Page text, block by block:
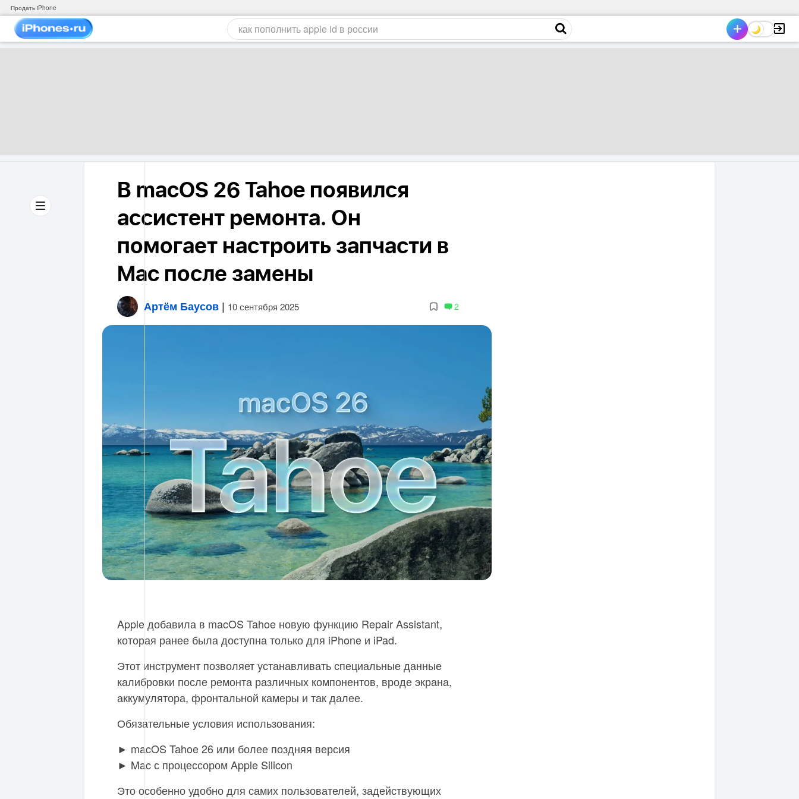
Продать iPhone
В macOS 26 Tahoe появился
ассистент ремонта. Он
помогает настроить запчасти в
Mac после замены
Артём Баусов | 10 сентября 2025 2
Apple добавила в macOS Tahoe новую функцию Repair Assistant,
которая ранее была доступна только для iPhone и iPad.
Этот инструмент позволяет устанавливать специальные данные
калибровки после ремонта различных компонентов, вроде экрана,
аккумулятора, фронтальной камеры и так далее.
Обязательные условия использования:
► macOS Tahoe 26 или более поздняя версия
► Mac с процессором Apple Silicon
Это особенно удобно для самих пользователей, задействующих